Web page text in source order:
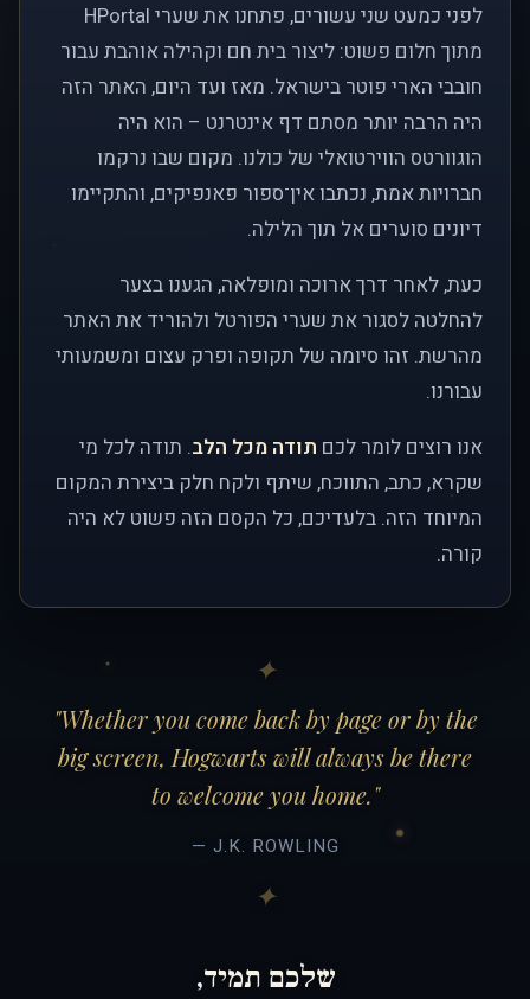
לפני כמעט שני עשורים, פתחנו את שערי HPortal
מתוך חלום פשוט: ליצור בית חם וקהילה אוהבת עבור
חובבי הארי פוטר בישראל. מאז ועד היום, האתר הזה
היה הרבה יותר מסתם דף אינטרנט – הוא היה
הוגוורטס הווירטואלי של כולנו. מקום שבו נרקמו
חברויות אמת, נכתבו אין־ספור פאנפיקים, והתקיימו
דיונים סוערים אל תוך הלילה.
כעת, לאחר דרך ארוכה ומופלאה, הגענו בצער
להחלטה לסגור את שערי הפורטל ולהוריד את האתר
מהרשת. זהו סיומה של תקופה ופרק עצום ומשמעותי
עבורנו.
אנו רוצים לומר לכם תודה מכל הלב. תודה לכל מי
שקרא, כתב, התווכח, שיתף ולקח חלק ביצירת המקום
המיוחד הזה. בלעדיכם, כל הקסם הזה פשוט לא היה
קורה.
"Whether you come back by page or by the
big screen, Hogwarts will always be there
to welcome you home."
— J.K. ROWLING
שלכם תמיד,